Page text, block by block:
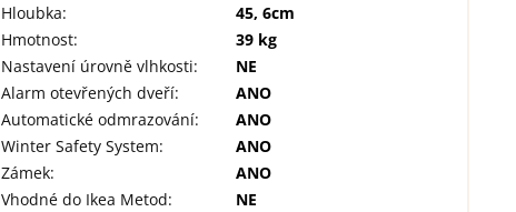
Hloubka:
45, 6cm
Hmotnost:
39 kg
Nastavení úrovně vlhkosti:
NE
Alarm otevřených dveří:
ANO
Automatické odmrazování:
ANO
Winter Safety System:
ANO
Zámek:
ANO
Vhodné do Ikea Metod:
NE